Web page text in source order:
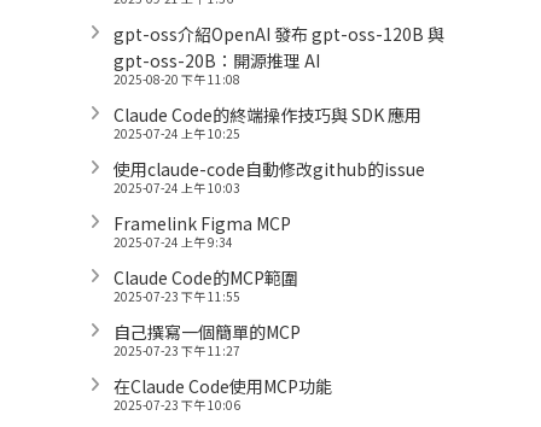
gpt-oss介紹OpenAI 發布 gpt-oss-120B 與
gpt-oss-20B：開源推理 AI
2025-08-20 下午 11:08
Claude Code的終端操作技巧與 SDK 應用
2025-07-24 上午 10:25
使用claude-code自動修改github的issue
2025-07-24 上午 10:03
Framelink Figma MCP
2025-07-24 上午 9:34
Claude Code的MCP範圍
2025-07-23 下午 11:55
自己撰寫一個簡單的MCP
2025-07-23 下午 11:27
在Claude Code使用MCP功能
2025-07-23 下午 10:06